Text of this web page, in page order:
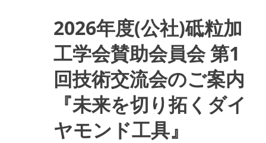
地
区
部
和
8
年
度
区
部
2026年度(公社)砥粒加
工学会賛助会員会 第1
回技術交流会のご案内
『未来を切り拓くダイ
ヤモンド工具』